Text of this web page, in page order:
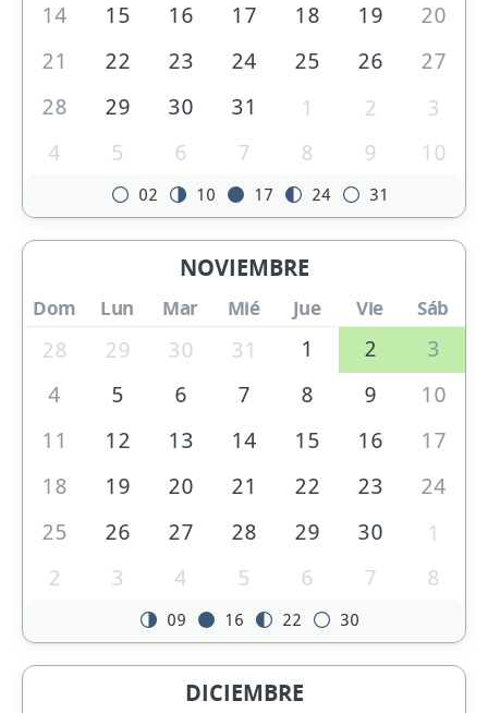
14
15 16 17 18 19
20
21
22 23 24 25 26
27
28
29 30 31 1 2
3
4
5 6 7 8 9 10
02 10 17 24 31
NOVIEMBRE
Dom Lun Mar Mié Jue Vie Sáb
28 29 30 31 1 2
3
4
5 6 7 8 9
10
11
12 13 14 15 16
17
18
19 20 21 22 23
24
25
26 27 28 29 30
1
2
3 4 5 6 7 8
09 16 22 30
DICIEMBRE